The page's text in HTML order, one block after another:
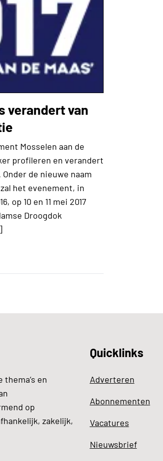
verandert van
Mosselen aan de
profileren en verandert
de nieuwe naam
het evenement, in
op 10 en 11 mei 2017
Droogdok
en
op
zakelijk,
Quicklinks
Adverteren
Abonnementen
Vacatures
Nieuwsbrief